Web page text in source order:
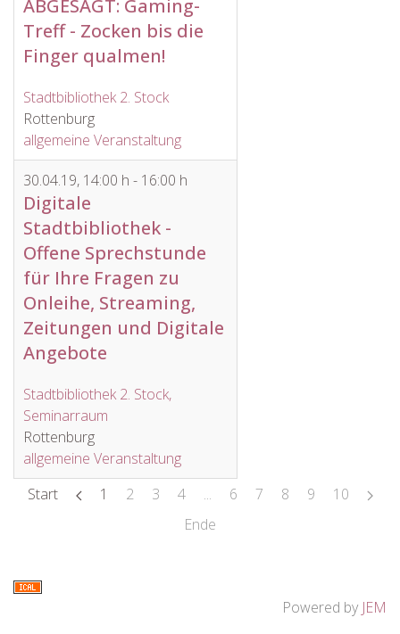
ABGESAGT: Gaming-
Treff - Zocken bis die
Finger qualmen!
Stadtbibliothek 2. Stock
Rottenburg
allgemeine Veranstaltung
30.04.19, 14:00 h - 16:00 h
Digitale
Stadtbibliothek -
Offene Sprechstunde
für Ihre Fragen zu
Onleihe, Streaming,
Zeitungen und Digitale
Angebote
Stadtbibliothek 2. Stock,
Seminarraum
Rottenburg
allgemeine Veranstaltung
Start
1 2 3 4 ... 6 7 8 9
10
Ende
Powered by JEM